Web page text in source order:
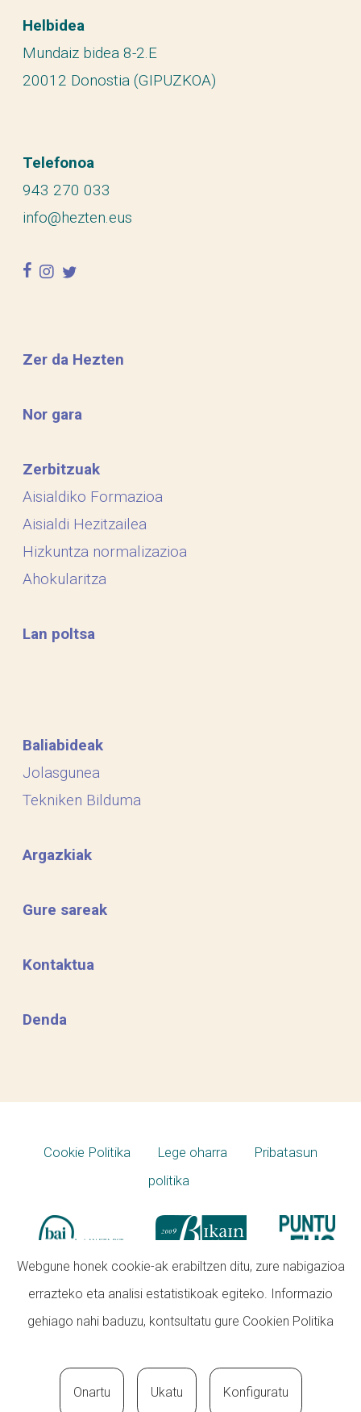
Helbidea
Mundaiz bidea 8-2.E
20012 Donostia (GIPUZKOA)
Telefonoa
943 270 033
info@hezten.eus
facebook
instagram
twitter
Zer da Hezten
Nor gara
Zerbitzuak
Aisialdiko Formazioa
Aisialdi Hezitzailea
Hizkuntza normalizazioa
Ahokularitza
Lan poltsa
Baliabideak
Jolasgunea
Tekniken Bilduma
Argazkiak
Gure sareak
Kontaktua
Denda
Cookie Politika Lege oharra
Pribatasun
politika
Webgune honek cookie-ak erabiltzen ditu, zure nabigazioa
errazteko eta analisi estatistikoak egiteko. Informazio
gehiago nahi baduzu, kontsultatu gure Cookien Politika
Onartu Ukatu Konfiguratu